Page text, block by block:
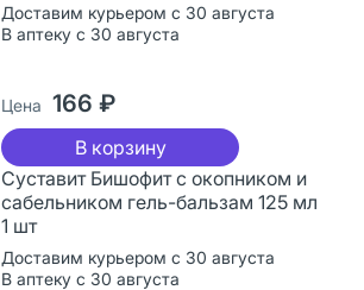
Доставим курьером с 30 августа
В аптеку с 30 августа
Цена 166 ₽
В корзину
Суставит Бишофит с окопником и
сабельником гель-бальзам 125 мл
1 шт
Доставим курьером с 30 августа
В аптеку с 30 августа